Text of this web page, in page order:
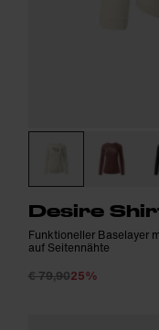
Desire
Funktioneller Baselayer
auf Seitennähte
€ 79,9025%